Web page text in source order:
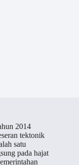
2014
tektonik
satu
pada hajat